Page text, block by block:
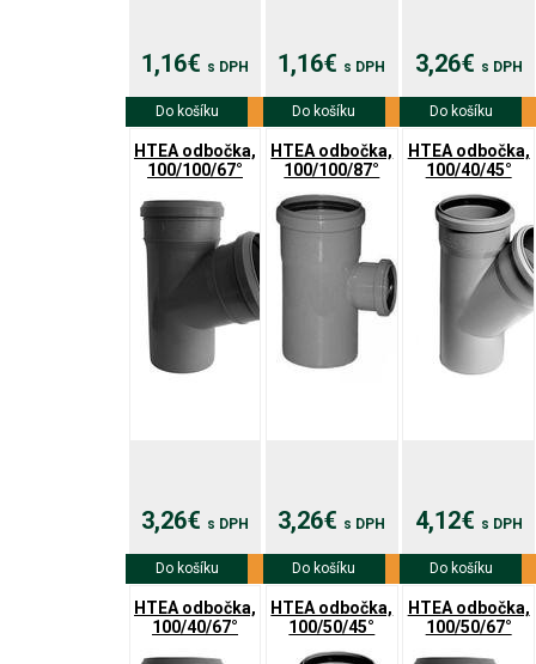
1,16€ s DPH
Viac info
Do košíku
1,16€ s DPH
Viac info
Do košíku
3,26€ s DPH
Viac info
Do košíku
HTEA odbočka,
100/100/67°
3,26€ s DPH
Viac info
Do košíku
HTEA odbočka,
100/100/87°
3,26€ s DPH
Viac info
Do košíku
HTEA odbočka,
100/40/45°
4,12€ s DPH
Viac info
Do košíku
HTEA odbočka,
100/40/67°
HTEA odbočka,
100/50/45°
HTEA odbočka,
100/50/67°